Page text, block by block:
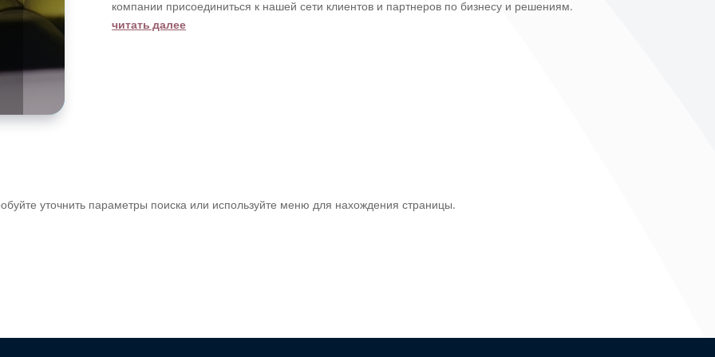
компании присоединиться к нашей сети клиентов и партнеров по бизнесу и решениям.
читать далее
уточнить параметры поиска или используйте меню для нахождения страницы.